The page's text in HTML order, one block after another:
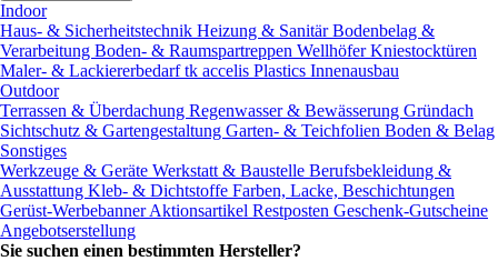
Indoor
Haus- & Sicherheitstechnik Heizung & SanitärBodenbelag &
Verarbeitung Boden- & Raumspartreppen Wellhöfer Kniestocktüren
Maler- & Lackiererbedarftk accelis Plastics Innenausbau
Outdoor
Terrassen & Überdachung Regenwasser & Bewässerung Gründach
Sichtschutz & Gartengestaltung Garten- & Teichfolien Boden & Belag
Sonstiges
Werkzeuge & Geräte Werkstatt & Baustelle Berufsbekleidung &
Ausstattung Kleb- & Dichtstoffe Farben, Lacke, Beschichtungen
Gerüst-WerbebannerAktionsartikel Restposten Geschenk-Gutscheine
Angebotserstellung
Sie suchen einen bestimmten Hersteller?